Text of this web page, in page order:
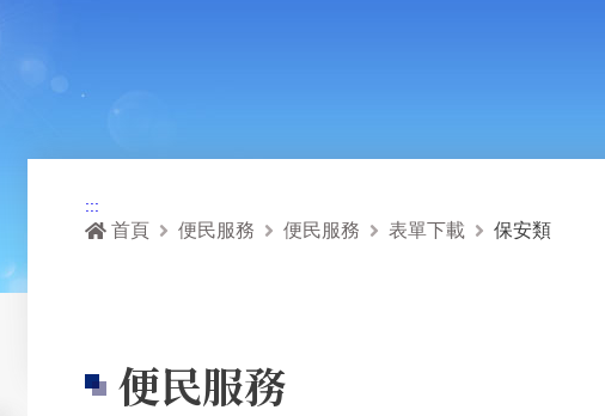
:::
首頁 便民服務 便民服務 表單下載 保安類
便民服務